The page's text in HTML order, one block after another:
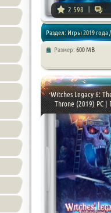
2 598
Раздел: Игры 2019 года /
Размер: 600 MB
Witches Legacy 6:
Throne (2019) PC |